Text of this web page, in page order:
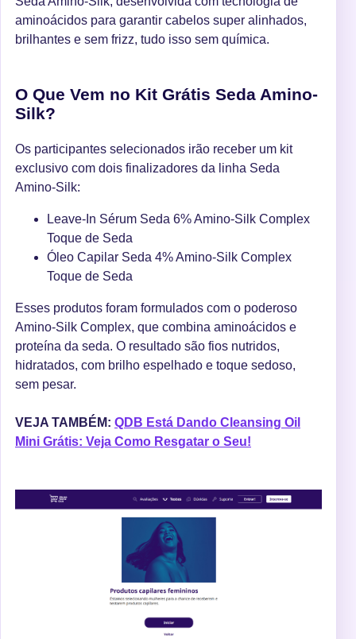
aminoácidos para garantir cabelos super alinhados,
brilhantes e sem frizz, tudo isso sem química.
O Que Vem no Kit Grátis Seda Amino-
Silk?
Os participantes selecionados irão receber um kit
exclusivo com dois finalizadores da linha Seda
Amino-Silk:
Leave-In Sérum Seda 6% Amino-Silk Complex
Toque de Seda
Óleo Capilar Seda 4% Amino-Silk Complex
Toque de Seda
Esses produtos foram formulados com o poderoso
Amino-Silk Complex, que combina aminoácidos e
proteína da seda. O resultado são fios nutridos,
hidratados, com brilho espelhado e toque sedoso,
sem pesar.
VEJA TAMBÉM: QDB Está Dando Cleansing Oil
Mini Grátis: Veja Como Resgatar o Seu!